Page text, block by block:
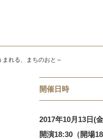
れる、まちのおと～
開催日時
2017年10月13日(
開演18:30（開場